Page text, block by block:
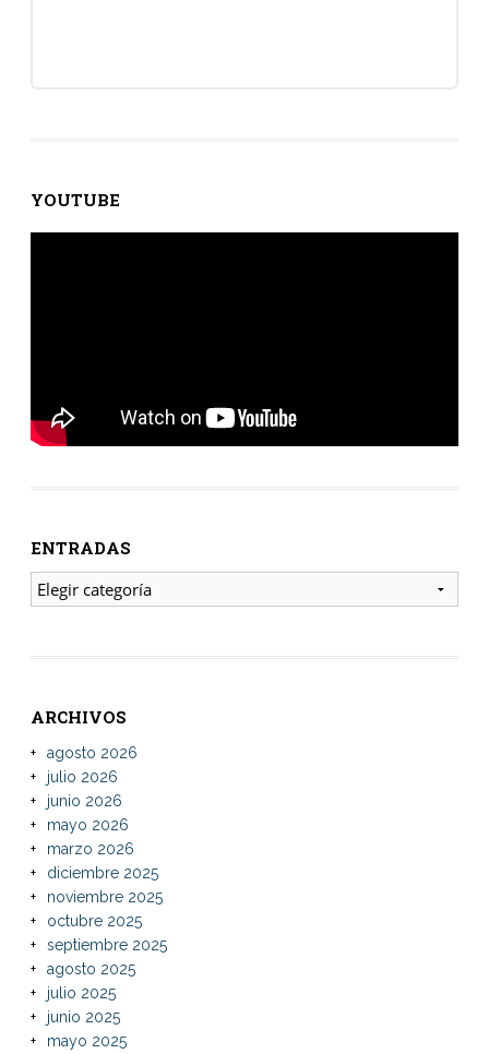
YOUTUBE
ENTRADAS
ENTRADAS
ARCHIVOS
agosto 2026
julio 2026
junio 2026
mayo 2026
marzo 2026
diciembre 2025
noviembre 2025
octubre 2025
septiembre 2025
agosto 2025
julio 2025
junio 2025
mayo 2025